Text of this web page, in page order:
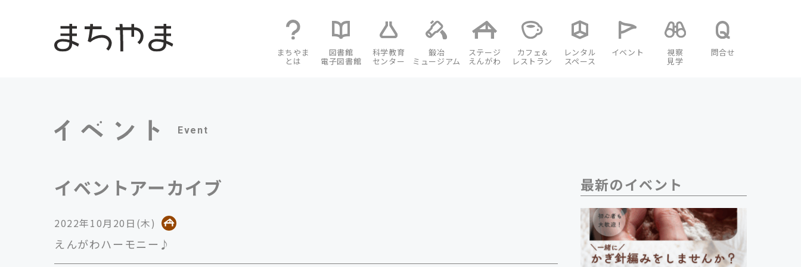
まちやま
とは
図書館
電子図書館
科学教育
センター
鍛冶
ミュージアム
ステージ
えんがわ
カフェ&
レストラン
レンタル
スペース
イベント 視察
見学
問合せ
Event
イベントアーカイブ
2022年10月20日(木)
えんがわハーモニー♪
最新のイベント